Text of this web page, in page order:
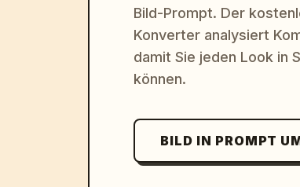
Bild-Prompt. Der
Konverter analysiert
damit Sie jeden Look in
können.
BILD IN PROMPT